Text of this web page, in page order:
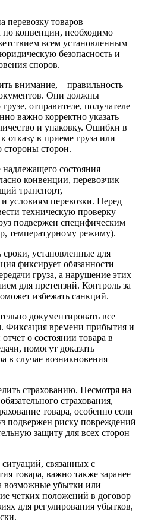
перевозку товаров
конвенции, необходимо
всем установленным
безопасность и
споров.
внимание, – правильность
Они должны
отправителе, получателе
важно корректно указать
и упаковку. Ошибки в
отказу в приеме груза или
стороны сторон.
состояния
конвенции, перевозчик
транспорт,
условиям перевозки. Перед
техническую проверку
подвержен специфическим
температурному режиму).
установленные для
фиксирует обязанности
груза, а нарушение этих
для претензий. Контроль за
избежать санкций.
документировать все
Фиксация времени прибытия и
о состоянии товара в
помогут доказать
в случае возникновения
страхованию. Несмотря на
страхования,
товара, особенно если
подвержен риску повреждений
защиту для всех сторон
связанных с
товара, важно также заранее
возможные убытки или
четких положений в договор
для регулирования убытков,